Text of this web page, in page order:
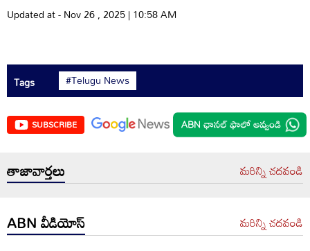
Updated at - Nov 26 , 2025 | 10:58 AM
Tags #Telugu News
SUBSCRIBE
తాజావార్తలు మరిన్ని చదవండి
ABN వీడియోస్ మరిన్ని చదవండి